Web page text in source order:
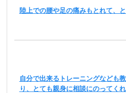
陸上での腰や足の痛みもとれて、
自分で出来るトレーニングなども
り、とても親身に相談にのってくれ